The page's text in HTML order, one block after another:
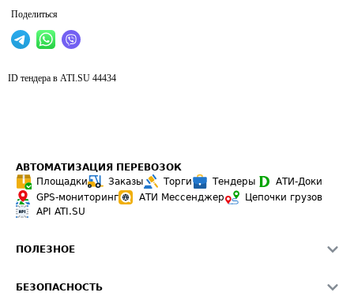
Поделиться
ID тендера в ATI.SU 44434
АВТОМАТИЗАЦИЯ ПЕРЕВОЗОК
Площадки
Заказы Торги Тендеры
АТИ-Доки
GPS-мониторинг
АТИ Мессенджер
Цепочки грузов
API ATI.SU
ПОЛЕЗНОЕ
БЕЗОПАСНОСТЬ